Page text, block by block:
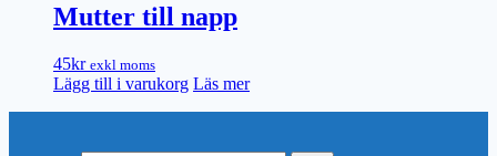
Mutter till napp
45kr exkl moms
Lägg till i varukorg Läs mer